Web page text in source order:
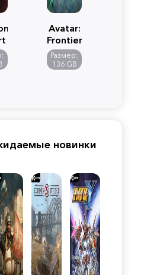
Avatar:
Frontiers
of
Pandora
Размер:
136 GB
новинки